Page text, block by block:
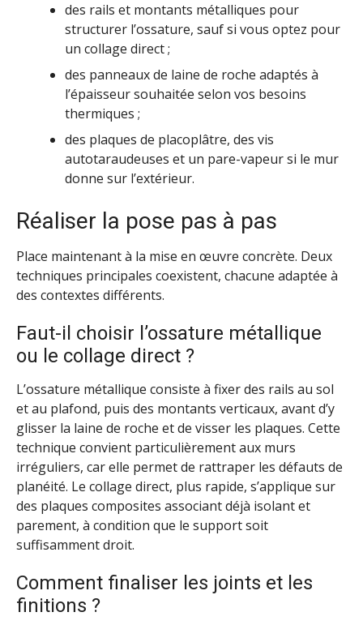
des rails et montants métalliques pour
structurer l’ossature, sauf si vous optez pour
un collage direct ;
des panneaux de laine de roche adaptés à
l’épaisseur souhaitée selon vos besoins
thermiques ;
des plaques de placoplâtre, des vis
autotaraudeuses et un pare-vapeur si le mur
donne sur l’extérieur.
Réaliser la pose pas à pas
Place maintenant à la mise en œuvre concrète. Deux
techniques principales coexistent, chacune adaptée à
des contextes différents.
Faut-il choisir l’ossature métallique
ou le collage direct ?
L’ossature métallique consiste à fixer des rails au sol
et au plafond, puis des montants verticaux, avant d’y
glisser la laine de roche et de visser les plaques. Cette
technique convient particulièrement aux murs
irréguliers, car elle permet de rattraper les défauts de
planéité. Le collage direct, plus rapide, s’applique sur
des plaques composites associant déjà isolant et
parement, à condition que le support soit
suffisamment droit.
Comment finaliser les joints et les
finitions ?